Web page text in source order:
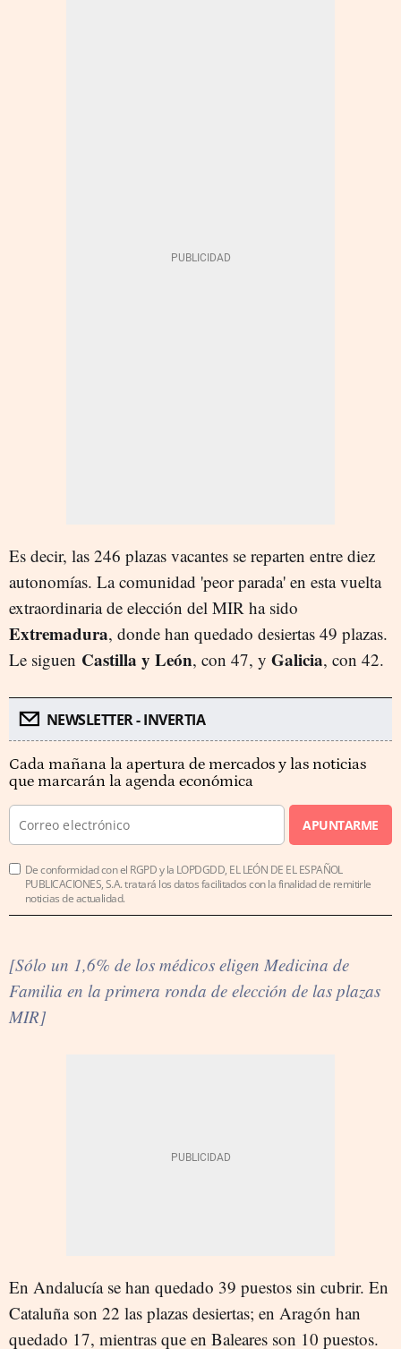
Es decir, las 246 plazas vacantes se reparten entre diez
autonomías. La comunidad 'peor parada' en esta vuelta
extraordinaria de elección del MIR ha sido
Extremadura, donde han quedado desiertas 49 plazas.
Le siguen Castilla y León, con 47, y Galicia, con 42.
NEWSLETTER - INVERTIA
Cada mañana la apertura de mercados y las noticias
que marcarán la agenda económica
APUNTARME
De conformidad con el RGPD y la LOPDGDD, EL LEÓN DE EL ESPAÑOL
PUBLICACIONES, S.A. tratará los datos facilitados con la finalidad de remitirle
noticias de actualidad.
[Sólo un 1,6% de los médicos eligen Medicina de
Familia en la primera ronda de elección de las plazas
MIR]
En Andalucía se han quedado 39 puestos sin cubrir. En
Cataluña son 22 las plazas desiertas; en Aragón han
quedado 17, mientras que en Baleares son 10 puestos.